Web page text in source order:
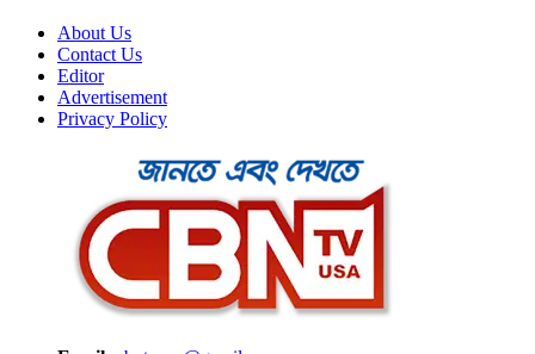
About Us
Contact Us
Editor
Advertisement
Privacy Policy